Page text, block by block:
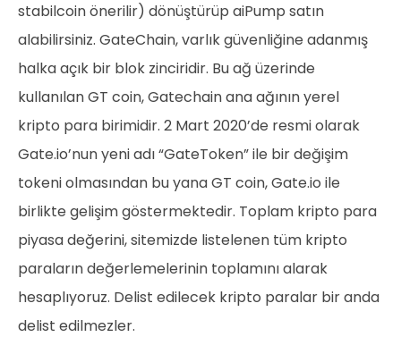
stabilcoin önerilir) dönüştürüp aiPump satın
alabilirsiniz. GateChain, varlık güvenliğine adanmış
halka açık bir blok zinciridir. Bu ağ üzerinde
kullanılan GT coin, Gatechain ana ağının yerel
kripto para birimidir. 2 Mart 2020’de resmi olarak
Gate.io’nun yeni adı “GateToken” ile bir değişim
tokeni olmasından bu yana GT coin, Gate.io ile
birlikte gelişim göstermektedir. Toplam kripto para
piyasa değerini, sitemizde listelenen tüm kripto
paraların değerlemelerinin toplamını alarak
hesaplıyoruz. Delist edilecek kripto paralar bir anda
delist edilmezler.